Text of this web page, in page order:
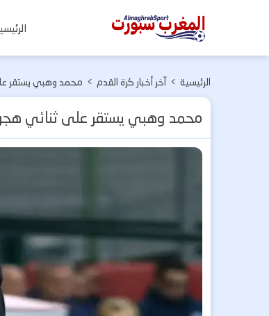
المغرب
الرئيسية > آخر أخبار كرة القدم > محمد وهبي يستقر
محمد وهبي يستقر على ثنائي هجوم